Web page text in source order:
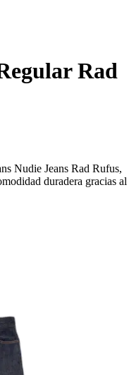
Rad
Nudie Jeans Rad Rufus,
duradera gracias al